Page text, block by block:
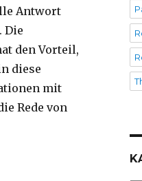
Antwort
Die
den Vorteil,
diese
mit
Rede von
und der Sinn